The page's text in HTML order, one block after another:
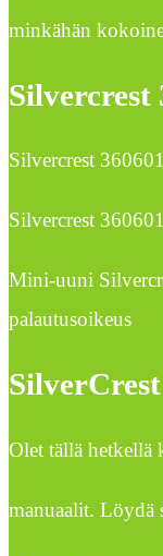
minkähän
Silvercrest
Silvercrest
Mini-uuni
palautusoikeus
Olet tällä hetkellä
manuaalit. Löydä